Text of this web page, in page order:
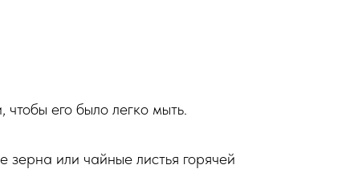
его было легко мыть.
зерна или чайные листья горячей